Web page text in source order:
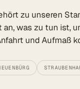
zu unseren
was zu tun ist,
und Aufmaß